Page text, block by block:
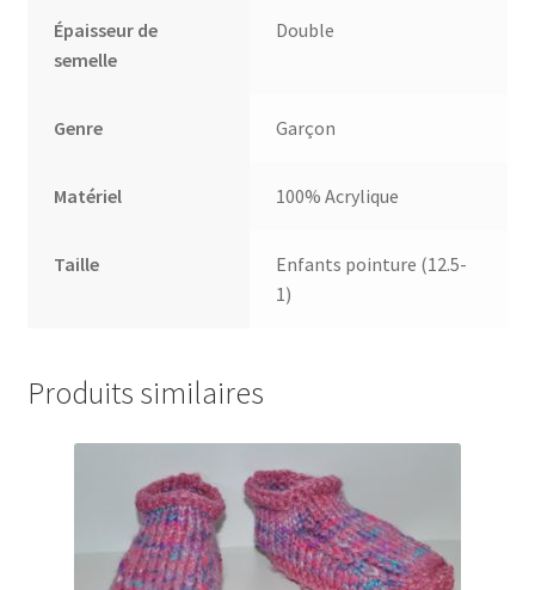
Épaisseur de
semelle
Double
Genre Garçon
Matériel 100% Acrylique
Taille
Enfants pointure (12.5-
1)
Produits similaires